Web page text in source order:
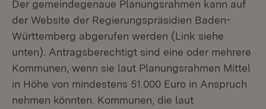
Der gemeindegenaue Planungsrahmen kann auf
der Website der Regierungspräsidien Baden-
Württemberg abgerufen werden (Link siehe
unten). Antragsberechtigt sind eine oder mehrere
Kommunen, wenn sie laut Planungsrahmen Mittel
in Höhe von mindestens 51.000 Euro in Anspruch
nehmen könnten. Kommunen, die laut